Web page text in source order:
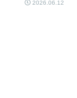
2026.06.12